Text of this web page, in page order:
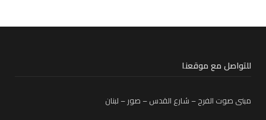
للتواصل مع موقعنا
مبنى صوت الفرح – شارع القدس – صور – لبنان